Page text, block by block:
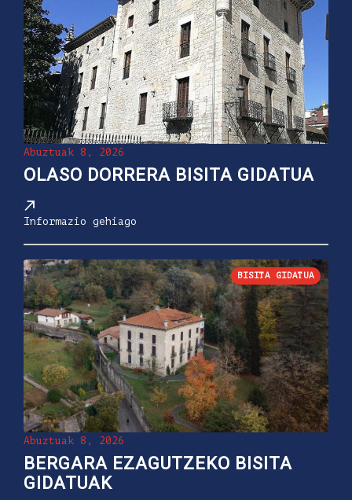
Abuztuak 8, 2026
OLASO DORRERA BISITA GIDATUA
Informazio gehiago
BISITA GIDATUA
Abuztuak 8, 2026
BERGARA EZAGUTZEKO BISITA
GIDATUAK